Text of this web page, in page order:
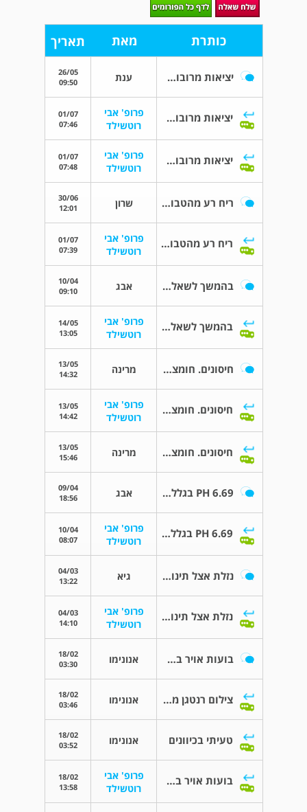
כותרת מאת תאריך
יציאות מרובות אצל ילד בן שנתיים ענת
26/05
09:50
יציאות מרובות אצל ילד בן שנתיים
פרופ' אבי
רוטשילד
01/07
07:46
יציאות מרובות אצל ילד בן שנתיים
פרופ' אבי
רוטשילד
01/07
07:48
ריח רע מהטבור...תינוק בן 3 חודשים שרון
30/06
12:01
ריח רע מהטבור...תינוק בן 3 חודשים
פרופ' אבי
רוטשילד
01/07
07:39
בהמשך לשאלה קודמת אבג
10/04
09:10
בהמשך לשאלה קודמת
פרופ' אבי
רוטשילד
14/05
13:05
חיסונים. חומצה פולית מרינה
13/05
14:32
חיסונים. חומצה פולית
פרופ' אבי
רוטשילד
13/05
14:42
חיסונים. חומצה פולית מרינה
13/05
15:46
PH 6.69 בגלל הפרדות שלייה אבג
09/04
18:56
PH 6.69 בגלל הפרדות שלייה
פרופ' אבי
רוטשילד
10/04
08:07
נזלת אצל תינוקות גיא
04/03
13:22
נזלת אצל תינוקות
פרופ' אבי
רוטשילד
04/03
14:10
בועות אויר בבטן התינוק אנונימו
18/02
03:30
צילום רנטגן מצורף אנונימו
18/02
03:46
טעיתי בכיוונים אנונימו
18/02
03:52
בועות אויר בבטן התינוק
פרופ' אבי
רוטשילד
18/02
13:58